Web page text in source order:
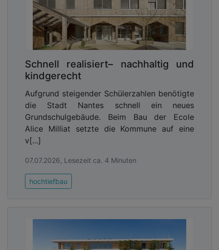
Nicht nur Gastronomen und Einzelhändler, auch die
Schnell realisiert– nachhaltig und
kindgerecht
Aufgrund steigender Schülerzahlen benötigte
die Stadt Nantes schnell ein neues
Grundschulgebäude. Beim Bau der Ecole
Alice Milliat setzte die Kommune auf eine
v[...]
07.07.2026, Lesezeit ca. 4 Minuten
hochtiefbau